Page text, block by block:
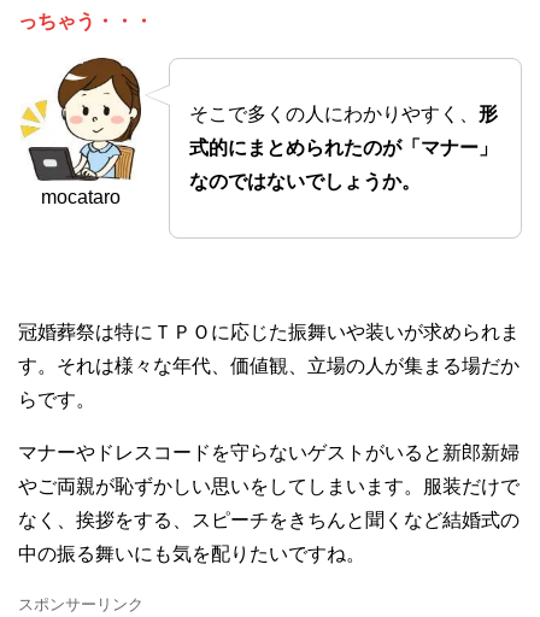
っちゃう・・・
mocataro
そこで多くの人にわかりやすく、形
式的にまとめられたのが「マナー」
なのではないでしょうか。
冠婚葬祭は特にＴＰＯに応じた振舞いや装いが求められま
す。それは様々な年代、価値観、立場の人が集まる場だか
らです。
マナーやドレスコードを守らないゲストがいると新郎新婦
やご両親が恥ずかしい思いをしてしまいます。服装だけで
なく、挨拶をする、スピーチをきちんと聞くなど結婚式の
中の振る舞いにも気を配りたいですね。
スポンサーリンク